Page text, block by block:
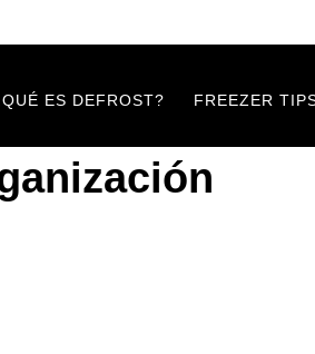
ES DEFROST? FREEZER